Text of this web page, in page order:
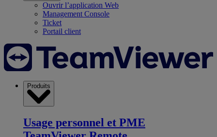
Ouvrir l’application Web
Management Console
Ticket
Portail client
Produits
Usage personnel et PME